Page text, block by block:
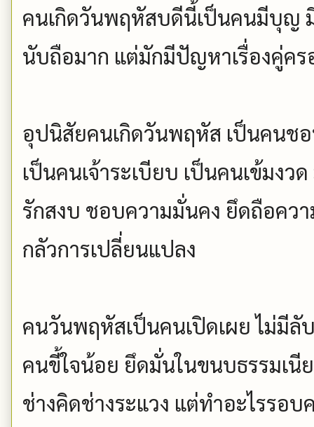
คนเกิดวันพฤหัสบดีนี้เป็นคนมีบุญ
นับถือมาก แต่มักมีปัญหาเรื่องคู่ค
อุปนิสัยคนเกิดวันพฤหัส เป็นคนชอ
เป็นคนเจ้าระเบียบ เป็นคนเข้มงว
รักสงบ ชอบความมั่นคง ยึดถือควา
กลัวการเปลี่ยนแปลง
คนวันพฤหัสเป็นคนเปิดเผย ไม่มีลั
คนขี้ใจน้อย ยึดมั่นในขนบธรรมเนี
ช่างคิดช่างระแวง แต่ทำอะไรรอบ